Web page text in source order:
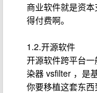
商业软件就是资
得付费啊。
1.2.开源软件
开源软件跨平台
染器 vsfilter ，是
你要移植这套东